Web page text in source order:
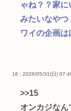
ゃね？？家
みたいなやつ
ワイの企画
16 : 2026/05/31(日)
>>15
オンカジな